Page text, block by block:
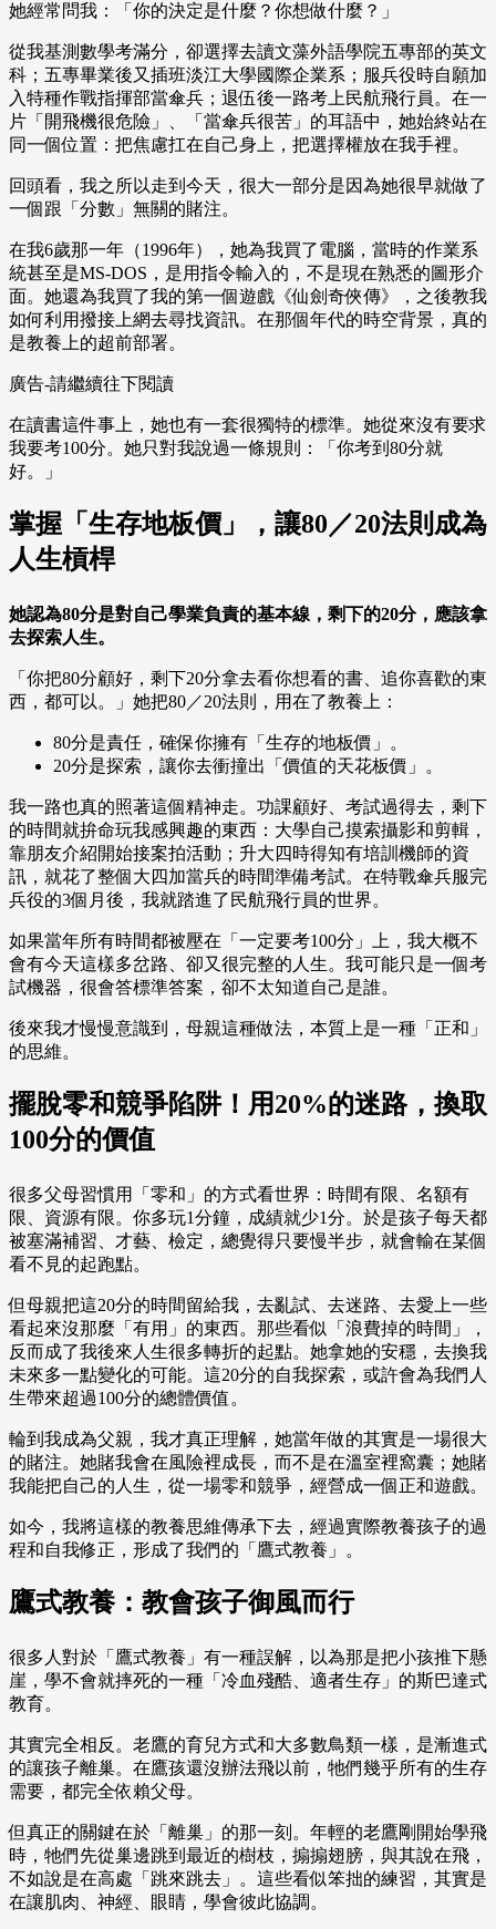
她經常問我：「你的決定是什麼？你想做什麼？」
從我基測數學考滿分，卻選擇去讀文藻外語學院五專部的英文
科；五專畢業後又插班淡江大學國際企業系；服兵役時自願加
入特種作戰指揮部當傘兵；退伍後一路考上民航飛行員。在一
片「開飛機很危險」、「當傘兵很苦」的耳語中，她始終站在
同一個位置：把焦慮扛在自己身上，把選擇權放在我手裡。
回頭看，我之所以走到今天，很大一部分是因為她很早就做了
一個跟「分數」無關的賭注。
在我6歲那一年（1996年），她為我買了電腦，當時的作業系
統甚至是MS-DOS，是用指令輸入的，不是現在熟悉的圖形介
面。她還為我買了我的第一個遊戲《仙劍奇俠傳》，之後教我
如何利用撥接上網去尋找資訊。在那個年代的時空背景，真的
是教養上的超前部署。
廣告-請繼續往下閱讀
在讀書這件事上，她也有一套很獨特的標準。她從來沒有要求
我要考100分。她只對我說過一條規則：「你考到80分就
好。」
掌握「生存地板價」，讓80／20法則成為
人生槓桿
她認為80分是對自己學業負責的基本線，剩下的20分，應該拿
去探索人生。
「你把80分顧好，剩下20分拿去看你想看的書、追你喜歡的東
西，都可以。」她把80／20法則，用在了教養上：
80分是責任，確保你擁有「生存的地板價」。
20分是探索，讓你去衝撞出「價值的天花板價」。
我一路也真的照著這個精神走。功課顧好、考試過得去，剩下
的時間就拚命玩我感興趣的東西：大學自己摸索攝影和剪輯，
靠朋友介紹開始接案拍活動；升大四時得知有培訓機師的資
訊，就花了整個大四加當兵的時間準備考試。在特戰傘兵服完
兵役的3個月後，我就踏進了民航飛行員的世界。
如果當年所有時間都被壓在「一定要考100分」上，我大概不
會有今天這樣多岔路、卻又很完整的人生。我可能只是一個考
試機器，很會答標準答案，卻不太知道自己是誰。
後來我才慢慢意識到，母親這種做法，本質上是一種「正和」
的思維。
擺脫零和競爭陷阱！用20%的迷路，換取
100分的價值
很多父母習慣用「零和」的方式看世界：時間有限、名額有
限、資源有限。你多玩1分鐘，成績就少1分。於是孩子每天都
被塞滿補習、才藝、檢定，總覺得只要慢半步，就會輸在某個
看不見的起跑點。
但母親把這20分的時間留給我，去亂試、去迷路、去愛上一些
看起來沒那麼「有用」的東西。那些看似「浪費掉的時間」，
反而成了我後來人生很多轉折的起點。她拿她的安穩，去換我
未來多一點變化的可能。這20分的自我探索，或許會為我們人
生帶來超過100分的總體價值。
輪到我成為父親，我才真正理解，她當年做的其實是一場很大
的賭注。她賭我會在風險裡成長，而不是在溫室裡窩囊；她賭
我能把自己的人生，從一場零和競爭，經營成一個正和遊戲。
如今，我將這樣的教養思維傳承下去，經過實際教養孩子的過
程和自我修正，形成了我們的「鷹式教養」。
鷹式教養：教會孩子御風而行
很多人對於「鷹式教養」有一種誤解，以為那是把小孩推下懸
崖，學不會就摔死的一種「冷血殘酷、適者生存」的斯巴達式
教育。
其實完全相反。老鷹的育兒方式和大多數鳥類一樣，是漸進式
的讓孩子離巢。在鷹孩還沒辦法飛以前，牠們幾乎所有的生存
需要，都完全依賴父母。
但真正的關鍵在於「離巢」的那一刻。年輕的老鷹剛開始學飛
時，牠們先從巢邊跳到最近的樹枝，搧搧翅膀，與其說在飛，
不如說是在高處「跳來跳去」。這些看似笨拙的練習，其實是
在讓肌肉、神經、眼睛，學會彼此協調。